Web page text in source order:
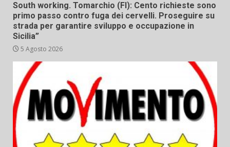
South working. Tomarchio (FI): Cento richieste sono
primo passo contro fuga dei cervelli. Proseguire su
strada per garantire sviluppo e occupazione in
Sicilia”
5 Agosto 2026